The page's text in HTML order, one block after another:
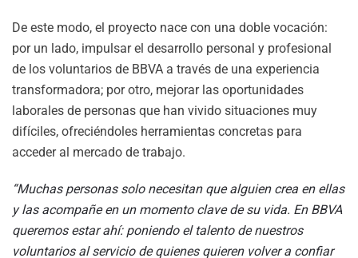
De este modo, el proyecto nace con una doble vocación:
por un lado, impulsar el desarrollo personal y profesional
de los voluntarios de BBVA a través de una experiencia
transformadora; por otro, mejorar las oportunidades
laborales de personas que han vivido situaciones muy
difíciles, ofreciéndoles herramientas concretas para
acceder al mercado de trabajo.
“Muchas personas solo necesitan que alguien crea en ellas
y las acompañe en un momento clave de su vida. En BBVA
queremos estar ahí: poniendo el talento de nuestros
voluntarios al servicio de quienes quieren volver a confiar